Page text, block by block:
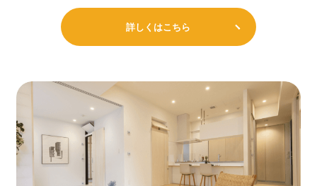
詳しくはこちら